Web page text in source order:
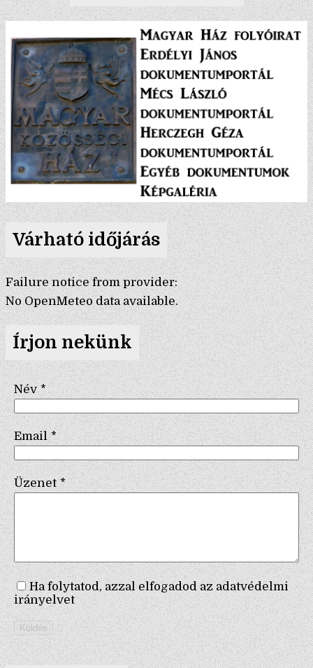
Várható időjárás
Failure notice from provider:
No OpenMeteo data available.
Írjon nekünk
Név *
Email *
Üzenet *
Ha folytatod, azzal elfogadod az adatvédelmi
irányelvet
Küldés